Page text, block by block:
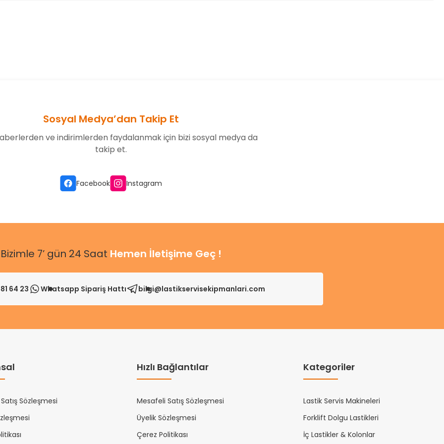
Gönder
Sosyal Medya’dan Takip Et
ve indirimlerden faydalanmak için bizi sosyal medya da
takip et.
Facebook Instagram
Bizimle 7’ gün 24 Saat Hemen İletişime Geç !
64 23 Whatsapp Sipariş Hattı bilgi@lastikservisekipmanlari.com
Sözleşmesi
Hızlı Bağlantılar
Mesafeli Satış Sözleşmesi
Üyelik Sözleşmesi
Çerez Politikası
Kategoriler
Lastik Servis Makineleri
Forklift Dolgu Lastikleri
İç Lastikler & Kolonlar